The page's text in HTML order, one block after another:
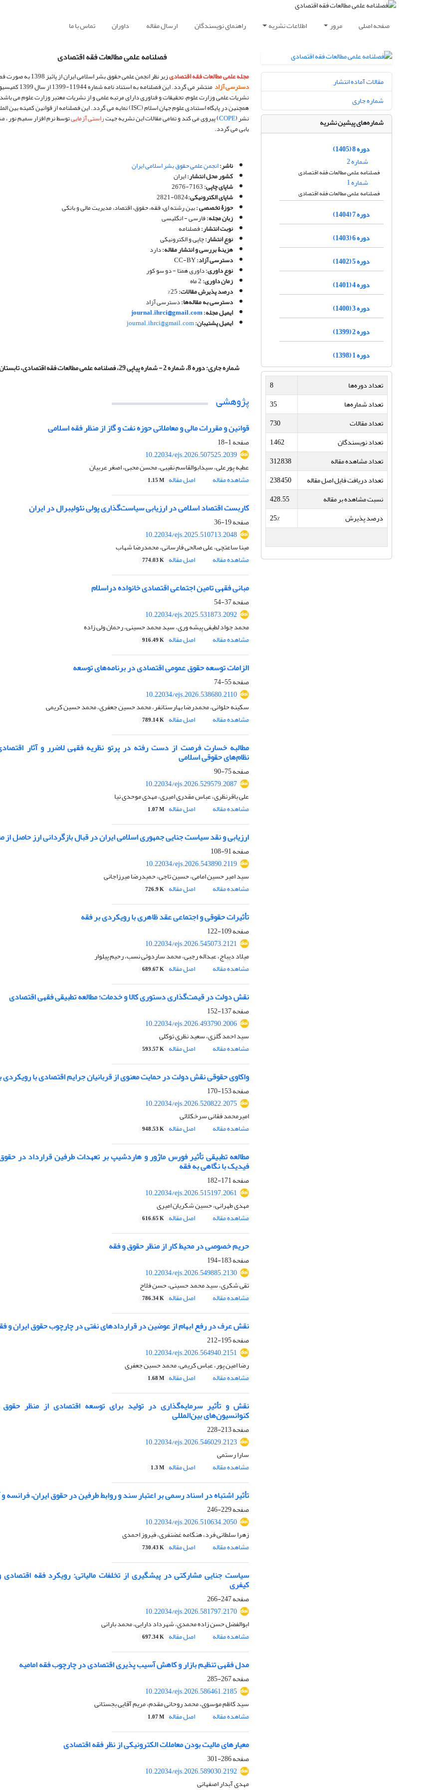
صفحه اصلی مرور اطلاعات نشریه راهنمای نویسندگان ارسال مقاله داوران تماس با ما
مقالات آماده انتشار
شماره جاری
شماره‌های پیشین نشریه
دوره 8 (1405)
شماره 2
فصلنامه علمی مطالعات فقه اقتصادی
شماره 1
فصلنامه علمی مطالعات فقه اقتصادی
دوره 7 (1404)
دوره 6 (1403)
دوره 5 (1402)
دوره 4 (1401)
دوره 3 (1400)
دوره 2 (1399)
دوره 1 (1398)
تعداد دوره‌ها
8
تعداد شماره‌ها
35
تعداد مقالات
730
تعداد نویسندگان
1,462
تعداد مشاهده مقاله
312,838
تعداد دریافت فایل اصل مقاله
238,450
نسبت مشاهده بر مقاله
428.55
درصد پذیرش
25%
فصلنامه علمیمطالعات فقه اقتصادی
مجله علمیمطالعات فقه اقتصادیزیر نظر انجمن علمی حقوق بشر اسلامی ایران از پائیز 1398 به صورت فصلنامه و با
دسترسی آزاد
منتشر می گردد. این فصلنامه به استناد نامه شماره
نشریات علمی وزارت علوم، تحقیقات و فناوری دارای مرتبه علمی و از نشریات معتبر وزارت علوم می
همچنین در پایگاه استنادی علوم جهان اسلام (ISC) نمایه می گردد. این فصلنامه
از قوانین کمیته بین
نشر (COPE) پیروی می کند و تمامی مقالات این نشریه جهتراستی آزماییتوسط نرم افزار سمیم نور ،
یابی می گردد.
ناشر:انجمن علمی حقوق بشر اسلامی ایران
کشور محل انتشار:ایران
شاپای چاپی:7163-2676
شاپای الکترونیکی:0824-2821
حوزۀ تخصصی :بین رشته ای، فقه، حقوق، اقتصاد، مدیریت مالی و بانکی
زبان مجله:فارسی - انگلیسی
نوبت انتشار:فصلنامه
نوع انتشار:چاپی و الکترونیکی
هزینۀ بررسی و انتشار مقاله:دارد
دسترسی آزاد:CC-BY
نوع داوری:داوری همتا - دو سو کور
زمان داوری:2 ماه
درصد پذیرش مقالات:25%
دسترسی به مقاله‌ها:دسترسی آزاد
ایمیل مجله:journal.ihrci@gmail.com
ایمیل پشتیبان:journal.ihrci@gmail.com
شماره جاری:دوره 8، شماره 2 - شماره پیاپی 29، فصلنامه علمی مطالعات فقه اقتصادی، تابستان 1405
پژوهشی
قوانین و مقررات مالی و معاملاتی حوزه نفت و گاز از منظر فقه اسلامی
صفحه1-18
10.22034/ejs.2026.507525.2039
عطیه پورعلی، سیدابوالقاسم نقیبی، محسن محبی، اصغر عربیان
مشاهده مقاله
اصل مقاله 1.15 M
کاربست اقتصاد اسلامی در ارزیابی سیاست‌گذاری پولی نئولیبرال در ایران
صفحه19-36
10.22034/ejs.2025.510713.2048
مینا ساعتچی، علی صالحی فارسانی، محمدرضا شهاب
مشاهده مقاله
اصل مقاله 774.03 K
مبانی فقهی تامین اجتماعی اقتصادی خانواده دراسلام
صفحه37-54
10.22034/ejs.2025.531873.2092
محمد جواد لطیفی پیشه وری، سید محمد حسینی، رحمان ولی زاده
مشاهده مقاله
اصل مقاله 916.49 K
الزامات توسعه حقوق عمومی اقتصادی در برنامه‌های توسعه
صفحه55-74
10.22034/ejs.2026.538680.2110
سکینه حلوانی، محمدرضا بهارستان‏فر، محمد حسین جعفری، محمد حسین کریمی
مشاهده مقاله
اصل مقاله 789.14 K
مطالبه خسارت فرصت از دست رفته در پرتو نظریه فقهی لاضرر و آثار
نظام‌های حقوقی اسلامی
صفحه75-90
10.22034/ejs.2026.529579.2087
علی باقرنظری، عباس مقدری امیری، مهدی موحدی نیا
مشاهده مقاله
اصل مقاله 1.07 M
ارزیابی و نقد سیاست جنایی جمهوری اسلامی ایران در قبال بازگردانی ارز حاصل
صفحه91-108
10.22034/ejs.2026.543890.2119
سید امیر حسین امامی، حسین تاجی، حمیدرضا میرزاجانی
مشاهده مقاله
اصل مقاله 726.9 K
تأثیرات حقوقی و اجتماعی عقد ظاهری با رویکردی بر فقه
صفحه109-122
10.22034/ejs.2026.545073.2121
میلاد دیباج، عبداله رجبی، محمد ساردوئی نسب، رحیم پیلوار
مشاهده مقاله
اصل مقاله 689.67 K
نقش دولت در قیمت‌گذاری دستوری کالا و خدمات؛ مطالعه تطبیقی فقهی اقتصادی
صفحه137-152
10.22034/ejs.2026.493790.2006
سید احمد گلزی، سعید نظری توکلی
مشاهده مقاله
اصل مقاله 593.57 K
واکاوی حقوقی نقش دولت در حمایت معنوی از قربانیان جرایم اقتصادی با رویکردی
صفحه153-170
10.22034/ejs.2026.520822.2075
امیرمحمد فقانی سرخکلائی
مشاهده مقاله
اصل مقاله 948.53 K
مطالعه تطبیقی تأثیر فورس ماژور و هاردشیپ بر تعهدات طرفین قرارداد در
فیدیک با نگاهی به فقه
صفحه171-182
10.22034/ejs.2026.515197.2061
مهدی طهرانی، حسین شکریان امیری
مشاهده مقاله
اصل مقاله 616.65 K
حریم خصوصی در محیط کار از منظر حقوقو فقه
صفحه183-194
10.22034/ejs.2026.549885.2130
تقی شکری، سید محمد حسینی، حسن فلاح
مشاهده مقاله
اصل مقاله 786.34 K
نقش عرف در رفع ابهام از عوضین در قراردادهای نفتی در چارچوب حقوق ایران و
صفحه195-212
10.22034/ejs.2026.564940.2151
رضا امین پور، عباس کریمی، محمد حسین جعفری
مشاهده مقاله
اصل مقاله 1.68 M
نقش و تأثیر سرمایه‌گذاری در تولید برای توسعه اقتصادی از منظر حقوق
کنوانسیون‌های بین‌المللی
صفحه213-228
10.22034/ejs.2026.546029.2123
سارا رستمی
مشاهده مقاله
اصل مقاله 1.3 M
تأثیر اشتباه در اسناد رسمی بر اعتبار سند و روابط طرفین در حقوق ایران، فرانسه و
صفحه229-246
10.22034/ejs.2026.510634.2050
زهرا سلطانی فرد، هنگامه غضنفری، فیروز احمدی
مشاهده مقاله
اصل مقاله 730.43 K
سیاست جنایی مشارکتی در پیشگیری از تخلفات مالیاتی: رویکرد فقه
کیفری
صفحه247-266
10.22034/ejs.2026.581797.2170
ابوالفضل حسن زاده محمدی، شهرداد دارابی، محمد بارانی
مشاهده مقاله
اصل مقاله 697.34 K
مدل فقهی تنظیم بازار و کاهش آسیب پذیری اقتصادی در چارچوب فقه امامیه
صفحه267-285
10.22034/ejs.2026.586461.2185
سید کاظم موسوی، محمد روحانی مقدم، مریم آقایی بجستانی
مشاهده مقاله
اصل مقاله 1.07 M
معیارهای مالیت بودن معاملات الکترونیکی از نظر فقه اقتصادی
صفحه286-301
10.22034/ejs.2026.589030.2192
مهدی آبدار اصفهانی